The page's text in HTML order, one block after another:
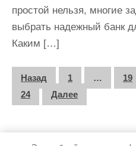
простой нельзя, многие
выбрать надежный банк
Каким […]
П
а
и
Назад 1 … 19
24
Далее